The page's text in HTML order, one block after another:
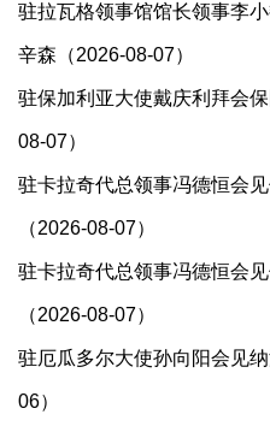
驻拉瓦格领事馆馆长领事李
辛森（2026-08-07）
驻保加利亚大使戴庆利拜会
08-07）
驻卡拉奇代总领事冯德恒会
（2026-08-07）
驻卡拉奇代总领事冯德恒会
（2026-08-07）
驻厄瓜多尔大使孙向阳会见
06）